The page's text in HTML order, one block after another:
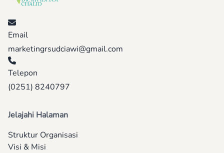
Email
marketingrsudciawi@gmail.com
Telepon
(0251) 8240797
Jelajahi Halaman
Struktur Organisasi
Visi & Misi